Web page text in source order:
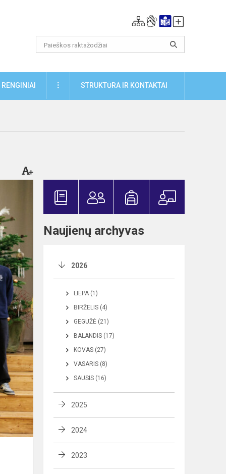
RENGINIAI DAUGIAUSTRUKTŪRA IR KONTAKTAI
Naujienų archyvas
2026
LIEPA (1)
BIRŽELIS (4)
GEGUŽĖ (21)
BALANDIS (17)
KOVAS (27)
VASARIS (8)
SAUSIS (16)
2025
2024
2023